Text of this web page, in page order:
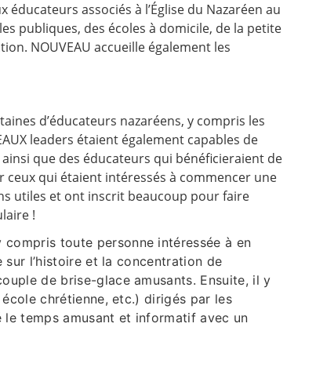
associés à l’Église du Nazaréen au
publiques, des écoles à domicile, de la petite
NOUVEAU accueille également les
d’éducateurs nazaréens, y compris les
leaders étaient également capables de
que des éducateurs qui bénéficieraient de
ceux qui étaient intéressés à commencer une
utiles et ont inscrit beaucoup pour faire
!
toute personne intéressée à en
l’histoire et la concentration de
de brise-glace amusants. Ensuite, il y
chrétienne, etc.) dirigés par les
le temps amusant et informatif avec un